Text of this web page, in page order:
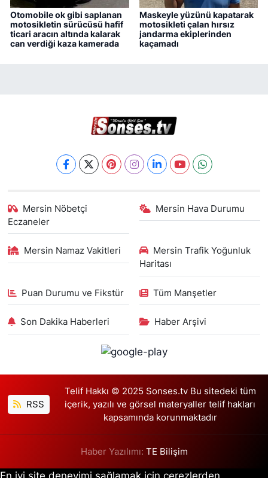
Otomobile ok gibi saplanan
motosikletin sürücüsü hafif
ticari aracın altında kalarak
can verdiği kaza kamerada
Maskeyle yüzünü kapatarak
motosikleti çalan hırsız
jandarma ekiplerinden
kaçamadı
Mersin Nöbetçi
Eczaneler
Mersin Hava Durumu
Mersin Namaz Vakitleri
Mersin Trafik Yoğunluk
Haritası
Puan Durumu ve Fikstür Tüm Manşetler
Son Dakika Haberleri Haber Arşivi
RSS
Telif Hakkı © 2025 Sonses.tv Bu sitedeki tüm
içerik, yazılı ve görsel materyaller telif hakları
kapsamında korunmaktadır
Haber Yazılımı: TE Bilişim
En iyi site deneyimi sağlamak için çerezlerden